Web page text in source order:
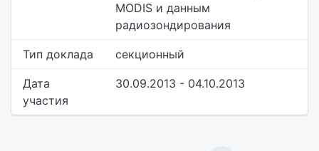
MODIS и данным
радиозондирования
Тип доклада секционный
Дата
участия
30.09.2013 - 04.10.2013